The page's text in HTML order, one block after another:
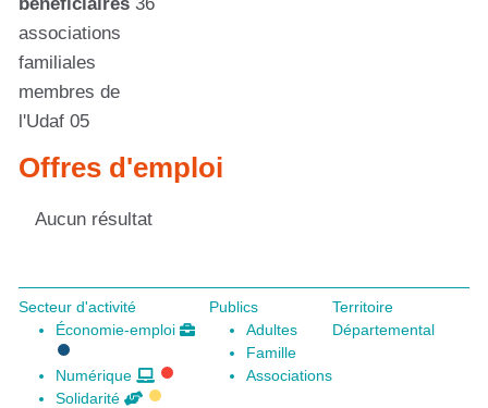
associations
familiales
membres de
l'Udaf 05
Offres d'emploi
Aucun résultat
Secteur d'activité
Économie-emploi
Numérique
Solidarité
Publics
Adultes
Famille
Associations
Territoire
Départemental